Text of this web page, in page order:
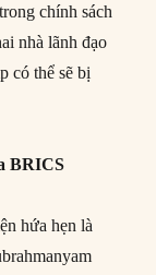
chính sách
nhà lãnh đạo
có thể sẽ bị
BRICS
hứa hẹn là